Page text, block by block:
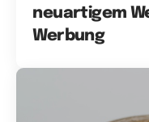
neuartigem
Werbung